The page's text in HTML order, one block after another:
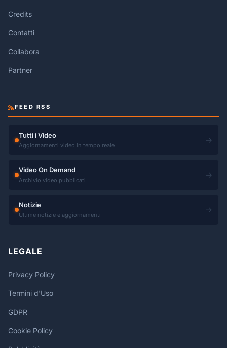
Credits
Contatti
Collabora
Partner
FEED RSS
Tutti i Video
Aggiornamenti video in tempo reale
→
Video On Demand
Archivio video pubblicati
→
Notizie
Ultime notizie e aggiornamenti
→
LEGALE
Privacy Policy
Termini d'Uso
GDPR
Cookie Policy